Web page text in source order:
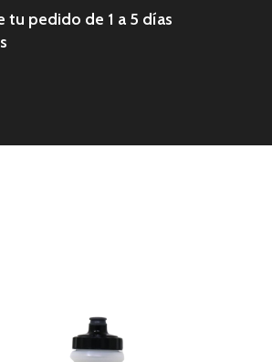
tu pedido de 1 a 5 días